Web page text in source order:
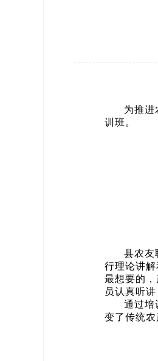
为推进
训班。
县农友
行理论讲
最想要的
员认真听
通过培
变了传统农